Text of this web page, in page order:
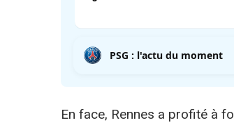
PSG : l'actu du moment
En face, Rennes a profité à